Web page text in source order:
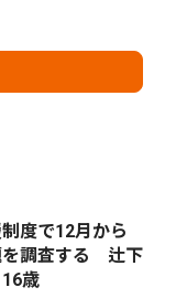
度で12月から
を調査する 辻下
歳